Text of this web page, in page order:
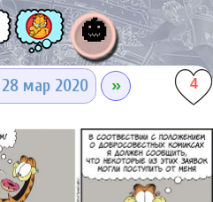
🎃
28 мар 2020 » 4